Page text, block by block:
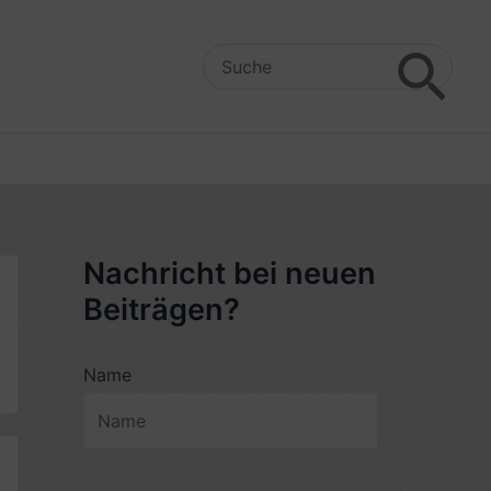
Search
Nachricht bei neuen
Beiträgen?
Name